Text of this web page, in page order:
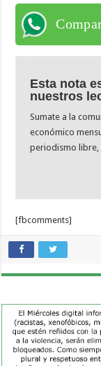
Esta nota
nuestros
Sumate a la
económico
periodismo libre,
[fbcomments]